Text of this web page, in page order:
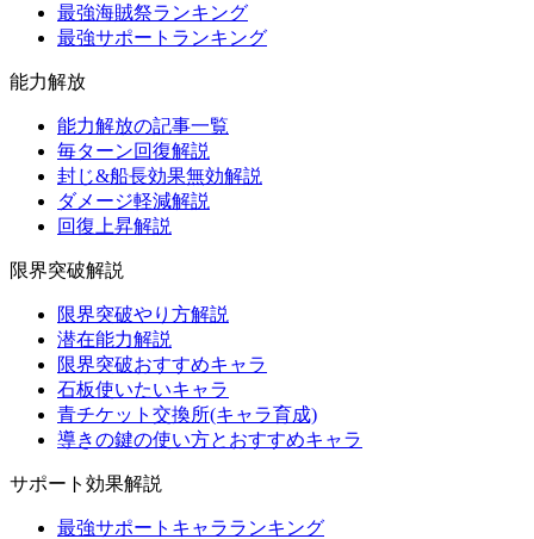
最強海賊祭ランキング
最強サポートランキング
能力解放
能力解放の記事一覧
毎ターン回復解説
封じ&船長効果無効解説
ダメージ軽減解説
回復上昇解説
限界突破解説
限界突破やり方解説
潜在能力解説
限界突破おすすめキャラ
石板使いたいキャラ
青チケット交換所(キャラ育成)
導きの鍵の使い方とおすすめキャラ
サポート効果解説
最強サポートキャラランキング